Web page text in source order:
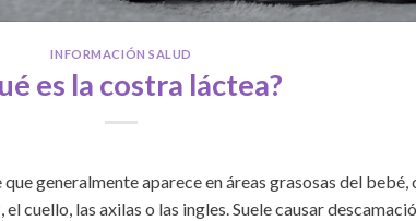
INFORMACIÓN SALUD
es la costra láctea?
generalmente aparece en áreas grasosas del bebé,
cuello, las axilas o las ingles. Suele causar